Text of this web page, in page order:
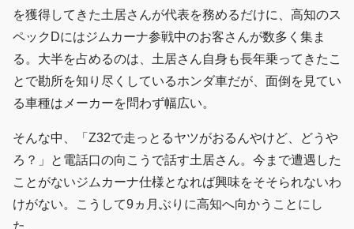
を獲得してきた土居さんが代表を務めるだけに、高知のス
ペックDにはジムカーナ参戦中のお客さんが数多く集ま
る。大半を占めるのは、土居さん自身も長年乗ってきたこ
とで勘所を知り尽くしているホンダ車だが、面倒を見てい
る車種はメーカーを問わず幅広い。
そんな中、「Z32で走っとるヤツがおるんやけど、どうや
ろ？」と電話口の向こうで話す土居さん。今まで遭遇した
ことがないジムカーナ仕様となれば興味をそそられないわ
けがない。こうして9ヵ月ぶりに高知へ向かうことにし
た。